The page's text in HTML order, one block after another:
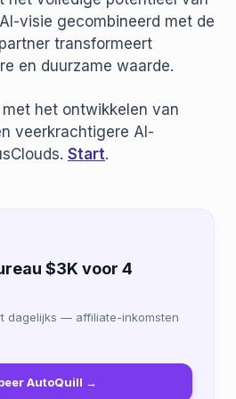
visie gecombineerd met de
transformeert
en duurzame waarde.
het ontwikkelen van
veerkrachtigere AI-
Start.
$3K voor 4
dagelijks — affiliate-inkomsten
AutoQuill →